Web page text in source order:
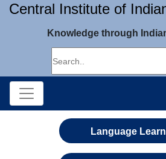
Central Institute of
Knowledge through
Language